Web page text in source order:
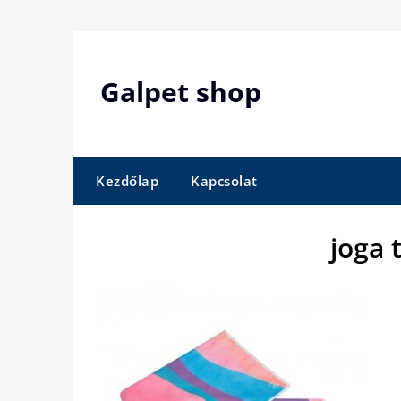
Galpet shop
Kezdőlap Kapcsolat
joga